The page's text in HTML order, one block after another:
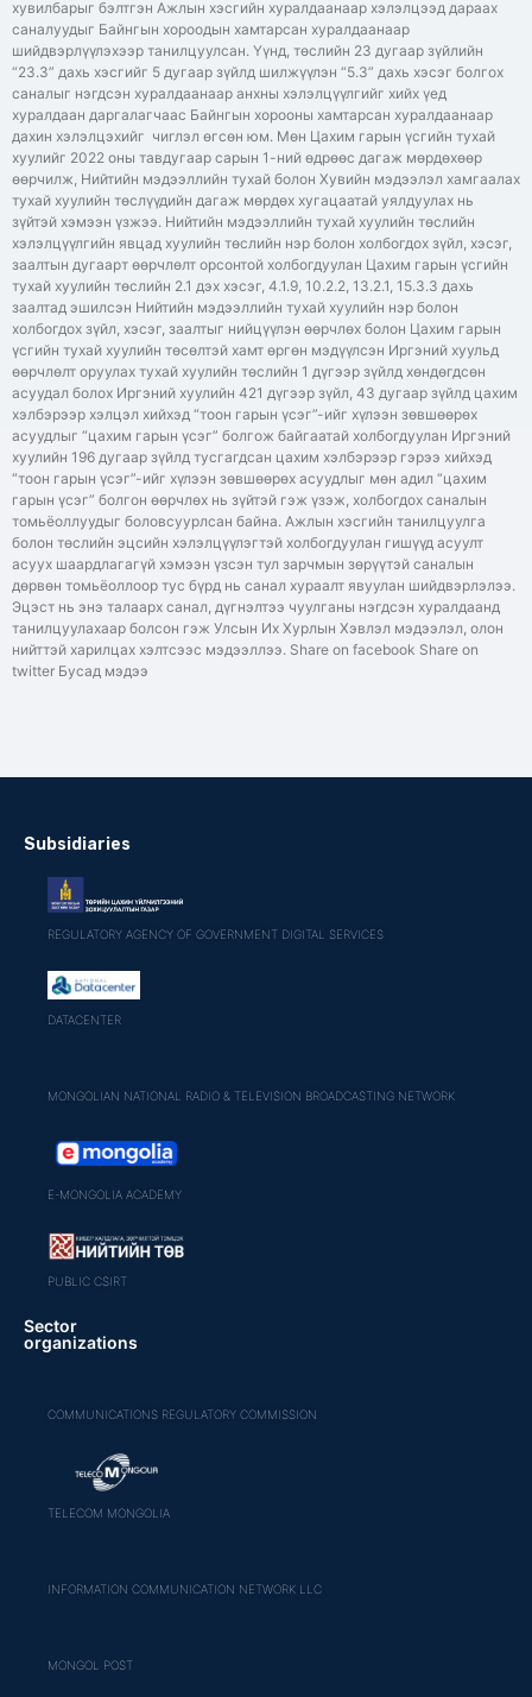
хувилбарыг бэлтгэн Ажлын хэсгийн хуралдаанаар хэлэлцээд дараах
саналуудыг Байнгын хороодын хамтарсан хуралдаанаар
шийдвэрлүүлэхээр танилцуулсан. Үүнд, төслийн 23 дугаар зүйлийн
“23.3” дахь хэсгийг 5 дугаар зүйлд шилжүүлэн “5.3” дахь хэсэг болгох
саналыг нэгдсэн хуралдаанаар анхны хэлэлцүүлгийг хийх үед
хуралдаан даргалагчаас Байнгын хорооны хамтарсан хуралдаанаар
дахин хэлэлцэхийг чиглэл өгсөн юм. Мөн Цахим гарын үсгийн тухай
хуулийг 2022 оны тавдугаар сарын 1-ний өдрөөс дагаж мөрдөхөөр
өөрчилж, Нийтийн мэдээллийн тухай болон Хувийн мэдээлэл хамгаалах
тухай хуулийн төслүүдийн дагаж мөрдөх хугацаатай уялдуулах нь
зүйтэй хэмээн үзжээ. Нийтийн мэдээллийн тухай хуулийн төслийн
хэлэлцүүлгийн явцад хуулийн төслийн нэр болон холбогдох зүйл, хэсэг,
заалтын дугаарт өөрчлөлт орсонтой холбогдуулан Цахим гарын үсгийн
тухай хуулийн төслийн 2.1 дэх хэсэг, 4.1.9, 10.2.2, 13.2.1, 15.3.3 дахь
заалтад эшилсэн Нийтийн мэдээллийн тухай хуулийн нэр болон
холбогдох зүйл, хэсэг, заалтыг нийцүүлэн өөрчлөх болон Цахим гарын
үсгийн тухай хуулийн төсөлтэй хамт өргөн мэдүүлсэн Иргэний хуульд
өөрчлөлт оруулах тухай хуулийн төслийн 1 дүгээр зүйлд хөндөгдсөн
асуудал болох Иргэний хуулийн 421 дүгээр зүйл, 43 дугаар зүйлд цахим
хэлбэрээр хэлцэл хийхэд “тоон гарын үсэг”-ийг хүлээн зөвшөөрөх
асуудлыг “цахим гарын үсэг” болгож байгаатай холбогдуулан Иргэний
хуулийн 196 дугаар зүйлд тусгагдсан цахим хэлбэрээр гэрээ хийхэд
“тоон гарын үсэг”-ийг хүлээн зөвшөөрөх асуудлыг мөн адил “цахим
гарын үсэг” болгон өөрчлөх нь зүйтэй гэж үзэж, холбогдох саналын
томьёоллуудыг боловсуурлсан байна. Ажлын хэсгийн танилцуулга
болон төслийн эцсийн хэлэлцүүлэгтэй холбогдуулан гишүүд асуулт
асуух шаардлагагүй хэмээн үзсэн тул зарчмын зөрүүтэй саналын
дөрвөн томьёоллоор тус бүрд нь санал хураалт явуулан шийдвэрлэлээ.
Эцэст нь энэ талаарх санал, дүгнэлтээ чуулганы нэгдсэн хуралдаанд
танилцуулахаар болсон гэж Улсын Их Хурлын Хэвлэл мэдээлэл, олон
нийттэй харилцах хэлтсээс мэдээллээ. Share on facebook Share on
twitter Бусад мэдээ
Subsidiaries
REGULATORY AGENCY OF GOVERNMENT DIGITAL SERVICES
DATACENTER
MONGOLIAN NATIONAL RADIO & TELEVISION BROADCASTING NETWORK
E-MONGOLIA ACADEMY
PUBLIC CSIRT
Sector
organizations
COMMUNICATIONS REGULATORY COMMISSION
TELECOM MONGOLIA
INFORMATION COMMUNICATION NETWORK LLC
MONGOL POST